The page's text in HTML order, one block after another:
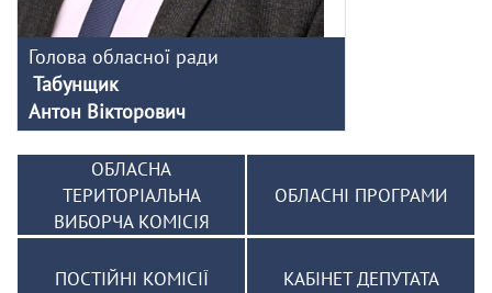
Голова обласної ради
Табунщик
Антон Вікторович
ОБЛАСНА
ТЕРИТОРІАЛЬНА
ВИБОРЧА КОМІСІЯ
ОБЛАСНІ ПРОГРАМИ
ПОСТІЙНІ КОМІСІЇ КАБІНЕТ ДЕПУТАТА